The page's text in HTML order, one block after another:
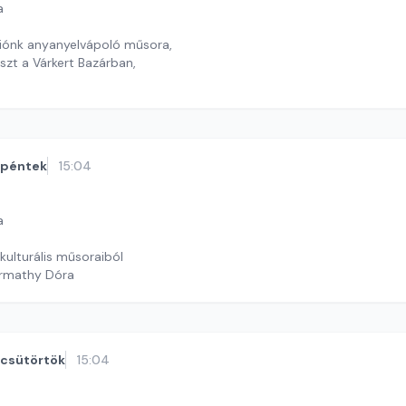
anyanyelvápoló műsora,
a Várkert Bazárban,
péntek 15:04
műsoraiból
Dóra
csütörtök 15:04